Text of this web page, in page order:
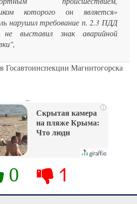
которого он является»
нарушил требование п. 2.3 ПДД
выставил знак аварийной
Госавтоинспекции Магнитогорска
i
Скрытая камера
на пляже Крыма:
Что люди
их не видят...
0 1